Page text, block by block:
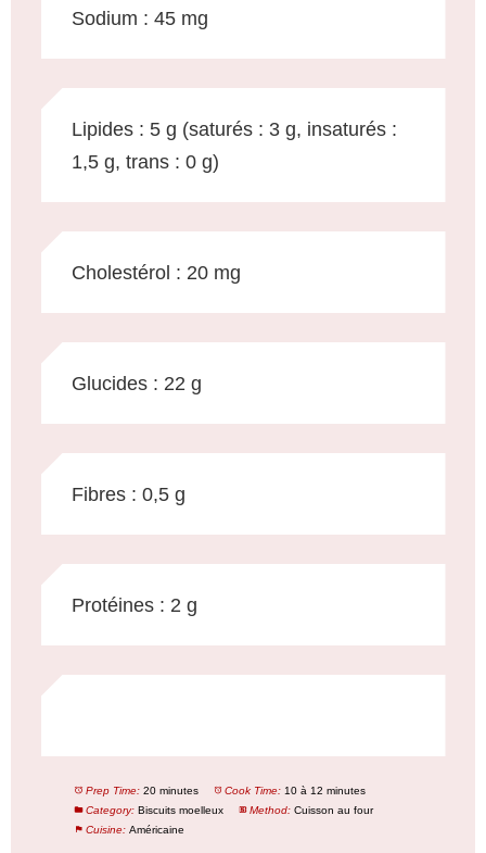
Sodium : 45 mg
Lipides : 5 g (saturés : 3 g, insaturés :
1,5 g, trans : 0 g)
Cholestérol : 20 mg
Glucides : 22 g
Fibres : 0,5 g
Protéines : 2 g
Prep Time: 20 minutes Cook Time: 10 à 12 minutes
Category: Biscuits moelleux Method: Cuisson au four
Cuisine: Américaine